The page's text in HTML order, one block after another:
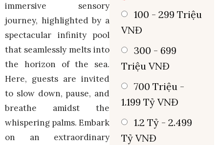
immersive sensory
journey, highlighted by a
spectacular infinity pool
that seamlessly melts into
the horizon of the sea.
Here, guests are invited
to slow down, pause, and
breathe amidst the
whispering palms. Embark
on an extraordinary
100 - 299 Triệu
VNĐ
300 - 699
Triệu VNĐ
700 Triệu -
1.199 Tỷ VNĐ
1.2 Tỷ - 2.499
Tỷ VNĐ